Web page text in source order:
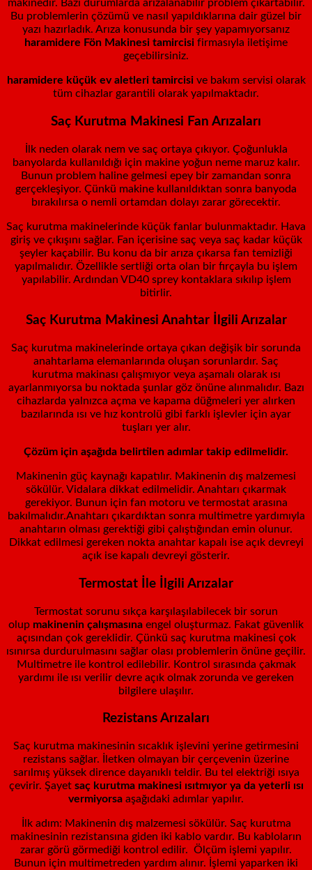
makinedir. Bazı durumlarda arızalanabilir problem çıkartabilir.
Bu problemlerin çözümü ve nasıl yapıldıklarına dair güzel bir
yazı hazırladık. Arıza konusunda bir şey yapamıyorsanız
haramidere Fön Makinesi tamircisi firmasıyla iletişime
geçebilirsiniz.
haramidere küçük ev aletleri tamircisi ve bakım servisi olarak
tüm cihazlar garantili olarak yapılmaktadır.
Saç Kurutma Makinesi Fan Arızaları
İlk neden olarak nem ve saç ortaya çıkıyor. Çoğunlukla
banyolarda kullanıldığı için makine yoğun neme maruz kalır.
Bunun problem haline gelmesi epey bir zamandan sonra
gerçekleşiyor. Çünkü makine kullanıldıktan sonra banyoda
bırakılırsa o nemli ortamdan dolayı zarar görecektir.
Saç kurutma makinelerinde küçük fanlar bulunmaktadır. Hava
giriş ve çıkışını sağlar. Fan içerisine saç veya saç kadar küçük
şeyler kaçabilir. Bu konu da bir arıza çıkarsa fan temizliği
yapılmalıdır. Özellikle sertliği orta olan bir fırçayla bu işlem
yapılabilir. Ardından VD40 sprey kontaklara sıkılıp işlem
bitirlir.
Saç Kurutma Makinesi Anahtar İlgili Arızalar
Saç kurutma makinelerinde ortaya çıkan değişik bir sorunda
anahtarlama elemanlarında oluşan sorunlardır. Saç
kurutma makinası çalışmıyor veya aşamalı olarak ısı
ayarlanmıyorsa bu noktada şunlar göz önüne alınmalıdır. Bazı
cihazlarda yalnızca açma ve kapama düğmeleri yer alırken
bazılarında ısı ve hız kontrolü gibi farklı işlevler için ayar
tuşları yer alır.
Çözüm için aşağıda belirtilen adımlar takip edilmelidir.
Makinenin güç kaynağı kapatılır. Makinenin dış malzemesi
sökülür. Vidalara dikkat edilmelidir. Anahtarı çıkarmak
gerekiyor. Bunun için fan motoru ve termostat arasına
bakılmalıdır.Anahtarı çıkardıktan sonra multimetre yardımıyla
anahtarın olması gerektiği gibi çalıştığından emin olunur.
Dikkat edilmesi gereken nokta anahtar kapalı ise açık devreyi
açık ise kapalı devreyi gösterir.
Termostat İle İlgili Arızalar
Termostat sorunu sıkça karşılaşılabilecek bir sorun
olup makinenin çalışmasına engel oluşturmaz. Fakat güvenlik
açısından çok gereklidir. Çünkü saç kurutma makinesi çok
ısınırsa durdurulmasını sağlar olası problemlerin önüne geçilir.
Multimetre ile kontrol edilebilir. Kontrol sırasında çakmak
yardımı ile ısı verilir devre açık olmak zorunda ve gereken
bilgilere ulaşılır.
Rezistans Arızaları
Saç kurutma makinesinin sıcaklık işlevini yerine getirmesini
rezistans sağlar. İletken olmayan bir çerçevenin üzerine
sarılmış yüksek dirence dayanıklı teldir. Bu tel elektriği ısıya
çevirir. Şayet saç kurutma makinesi ısıtmıyor ya da yeterli ısı
vermiyorsa aşağıdaki adımlar yapılır.
İlk adım: Makinenin dış malzemesi sökülür. Saç kurutma
makinesinin rezistansına giden iki kablo vardır. Bu kabloların
zarar görü görmediği kontrol edilir. Ölçüm işlemi yapılır.
Bunun için multimetreden yardım alınır. İşlemi yaparken iki